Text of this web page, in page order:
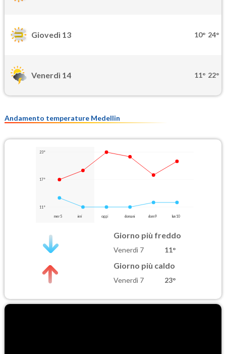
Giovedì 13 10° 24°
Venerdì 14 11° 22°
Andamento temperature Medellin
23°
17°
11°
mer 5 ieri oggi domani dom 9 lun 10
Giorno più freddo
Venerdì 7 11°
Giorno più caldo
Venerdì 7 23°